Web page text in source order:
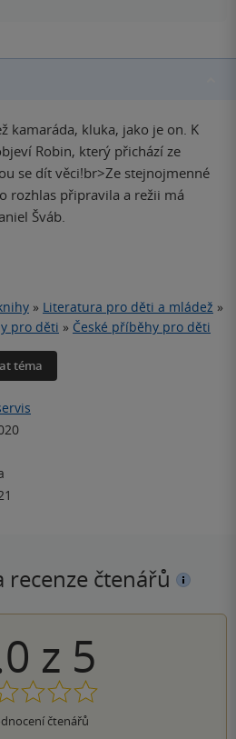
kamaráda, kluka, jako je on. K
Robin, který přichází ze
se dít věci!br>Ze stejnojmenné
rozhlas připravila a režii má
Šváb.
» Literatura pro děti a mládež »
pro děti » České příběhy pro děti
téma
recenze čtenářů
z 5
čtenářů